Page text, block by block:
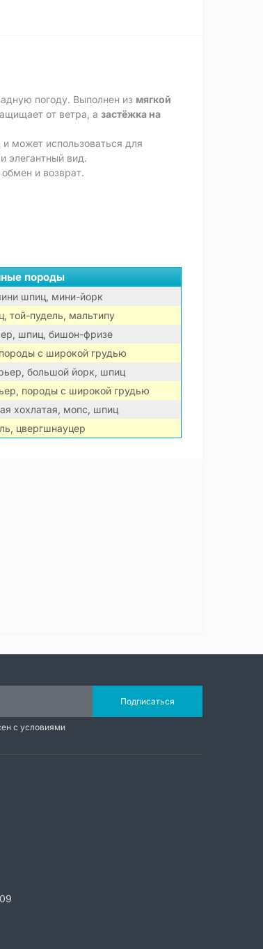
погоду. Выполнен из мягкой
от ветра, а застёжка на
может использоваться для
элегантный вид.
и возврат.
породы
шпиц, мини-йорк
той-пудель, мальтипу
шпиц, бишон-фризе
с широкой грудью
большой йорк, шпиц
породы с широкой грудью
хохлатая, мопс, шпиц
цвергшнауцер
Подписаться
с условиями